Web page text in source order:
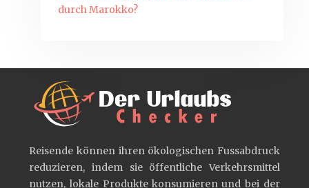
durch Marokko?
Reisende können ihren ökologischen Fussabdruck
reduzieren, indem sie öffentliche Verkehrsmittel
nutzen, lokale Produkte konsumieren und bei der